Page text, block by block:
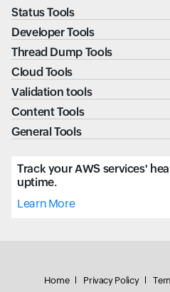
Status Tools
Developer Tools
Thread Dump Tools
Cloud Tools
Validation tools
Content Tools
General Tools
Track your AWS services'
uptime.
Learn More
Home Privacy Policy